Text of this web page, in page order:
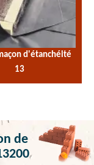
d'étanchéité
13
de